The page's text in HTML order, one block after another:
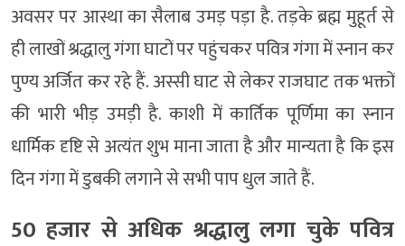
अवसर पर आस्था का सैलाब उमड़ पड़ा है. तड़के ब्रह्म मुहूर्त से
ही लाखों श्रद्धालु गंगा घाटों पर पहुंचकर पवित्र गंगा में स्नान कर
पुण्य अर्जित कर रहे हैं. अस्सी घाट से लेकर राजघाट तक भक्तों
की भारी भीड़ उमड़ी है. काशी में कार्तिक पूर्णिमा का स्नान
धार्मिक दृष्टि से अत्यंत शुभ माना जाता है और मान्यता है कि इस
दिन गंगा में डुबकी लगाने से सभी पाप धुल जाते हैं.
50 हजार से अधिक श्रद्धालु लगा चुके पवित्र